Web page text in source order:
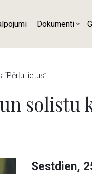
Dokumenti
lietus”
solistu
Sestdien,